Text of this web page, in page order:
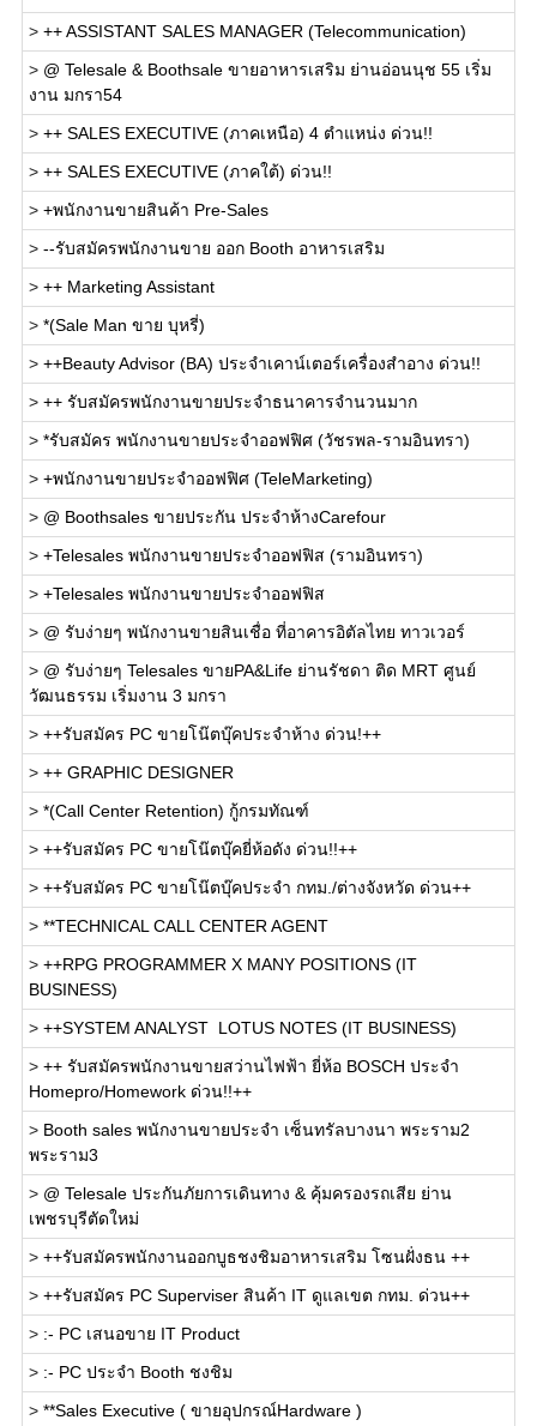
> ++ ASSISTANT SALES MANAGER (Telecommunication)
> @ Telesale & Boothsale ขายอาหารเสริม ย่านอ่อนนุช 55 เริ่ม
งาน มกรา54
> ++ SALES EXECUTIVE (ภาคเหนือ) 4 ตำแหน่ง ด่วน!!
> ++ SALES EXECUTIVE (ภาคใต้) ด่วน!!
> +พนักงานขายสินค้า Pre-Sales
> --รับสมัครพนักงานขาย ออก Booth อาหารเสริม
> ++ Marketing Assistant
> *(Sale Man ขาย บุหรี่)
> ++Beauty Advisor (BA) ประจำเคาน์เตอร์เครื่องสำอาง ด่วน!!
> ++ รับสมัครพนักงานขายประจำธนาคารจำนวนมาก
> *รับสมัคร พนักงานขายประจำออฟฟิศ (วัชรพล-รามอินทรา)
> +พนักงานขายประจำออฟฟิศ (TeleMarketing)
> @ Boothsales ขายประกัน ประจำห้างCarefour
> +Telesales พนักงานขายประจำออฟฟิส (รามอินทรา)
> +Telesales พนักงานขายประจำออฟฟิส
> @ รับง่ายๆ พนักงานขายสินเชื่อ ที่อาคารอิตัลไทย ทาวเวอร์
> @ รับง่ายๆ Telesales ขายPA&Life ย่านรัชดา ติด MRT ศูนย์
วัฒนธรรม เริ่มงาน 3 มกรา
> ++รับสมัคร PC ขายโน๊ตบุ๊คประจำห้าง ด่วน!++
> ++ GRAPHIC DESIGNER
> *(Call Center Retention) กู้กรมทัณฑ์
> ++รับสมัคร PC ขายโน๊ตบุ๊คยี่ห้อดัง ด่วน!!++
> ++รับสมัคร PC ขายโน๊ตบุ๊คประจำ กทม./ต่างจังหวัด ด่วน++
> **TECHNICAL CALL CENTER AGENT
> ++RPG PROGRAMMER X MANY POSITIONS (IT
BUSINESS)
> ++SYSTEM ANALYST  LOTUS NOTES (IT BUSINESS)
> ++ รับสมัครพนักงานขายสว่านไฟฟ้า ยี่ห้อ BOSCH ประจำ
Homepro/Homework ด่วน!!++
> Booth sales พนักงานขายประจำ เซ็นทรัลบางนา พระราม2
พระราม3
> @ Telesale ประกันภัยการเดินทาง & คุ้มครองรถเสีย ย่าน
เพชรบุรีตัดใหม่
> ++รับสมัครพนักงานออกบูธชงชิมอาหารเสริม โซนฝั่งธน ++
> ++รับสมัคร PC Superviser สินค้า IT ดูแลเขต กทม. ด่วน++
> :- PC เสนอขาย IT Product
> :- PC ประจำ Booth ชงชิม
> **Sales Executive ( ขายอุปกรณ์Hardware )